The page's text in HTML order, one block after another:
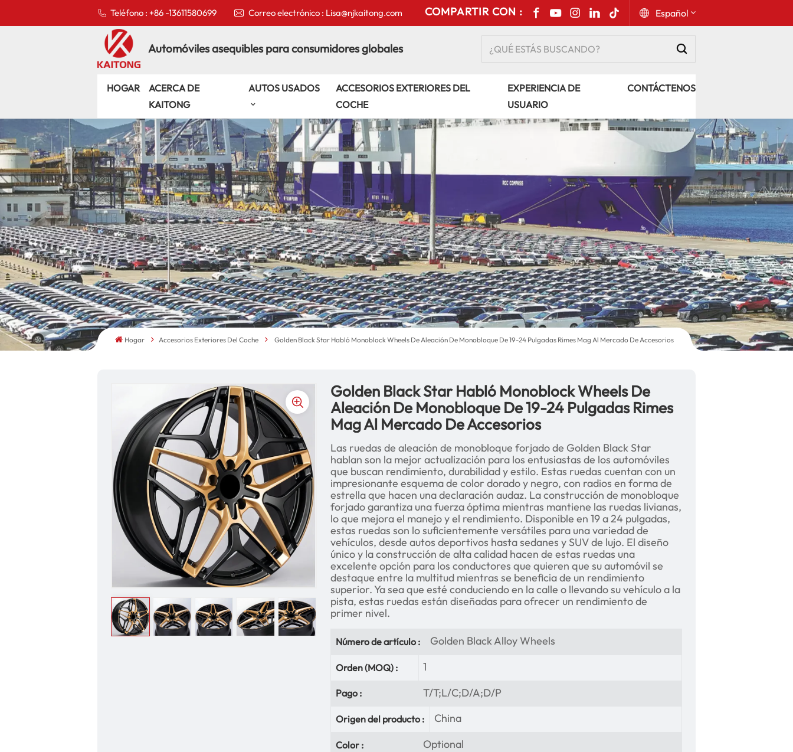
Teléfono : +86 -13611580699 Correo electrónico : Lisa@njkaitong.com COMPARTIR CON : Español
Русский
Español
Português
عربي
kiswahili
Automóviles asequibles para consumidores globales
HOGAR
ACERCA DE
KAITONG
AUTOS USADOS
ACCESORIOS EXTERIORES DEL
COCHE
EXPERIENCIA DE
USUARIO
CONTÁCTENOS
Hogar Accesorios Exteriores Del Coche Golden Black Star Habló Monoblock Wheels De Aleación De Monobloque De 19-24 Pulgadas Rimes Mag Al Mercado De Accesorios
Golden Black Star Habló Monoblock Wheels De
Aleación De Monobloque De 19-24 Pulgadas Rimes
Mag Al Mercado De Accesorios
Las ruedas de aleación de monobloque forjado de Golden Black Star
hablan son la mejor actualización para los entusiastas de los automóviles
que buscan rendimiento, durabilidad y estilo. Estas ruedas cuentan con un
impresionante esquema de color dorado y negro, con radios en forma de
estrella que hacen una declaración audaz. La construcción de monobloque
forjado garantiza una fuerza óptima mientras mantiene las ruedas livianas,
lo que mejora el manejo y el rendimiento. Disponible en 19 a 24 pulgadas,
estas ruedas son lo suficientemente versátiles para una variedad de
vehículos, desde autos deportivos hasta sedanes y SUV de lujo. El diseño
único y la construcción de alta calidad hacen de estas ruedas una
excelente opción para los conductores que quieren que su automóvil se
destaque entre la multitud mientras se beneficia de un rendimiento
superior. Ya sea que esté conduciendo en la calle o llevando su vehículo a la
pista, estas ruedas están diseñadas para ofrecer un rendimiento de
primer nivel.
Número de artículo : Golden Black Alloy Wheels
Orden (MOQ) : 1
Pago : T/T;L/C;D/A;D/P
Origen del producto : China
Color : Optional